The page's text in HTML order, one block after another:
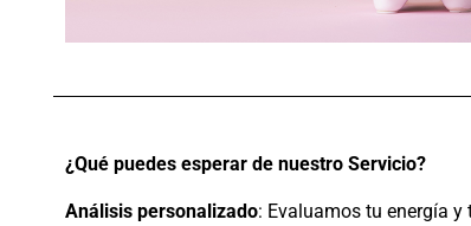
¿Qué puedes esperar de nuestro Servicio?
Análisis personalizado: Evaluamos tu energía